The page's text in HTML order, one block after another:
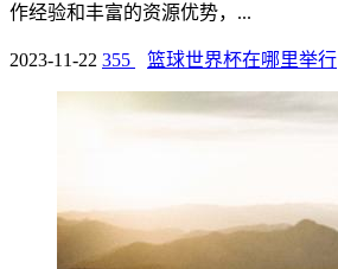
作经验和丰富的资源优势，...
2023-11-22 355 篮球世界杯在哪里举行